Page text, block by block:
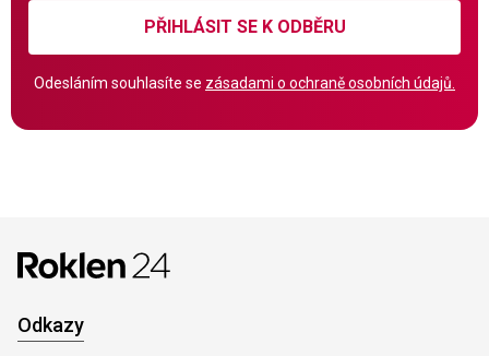
PŘIHLÁSIT SE K ODBĚRU
Odesláním souhlasíte se zásadami o ochraně osobních údajů.
Odkazy